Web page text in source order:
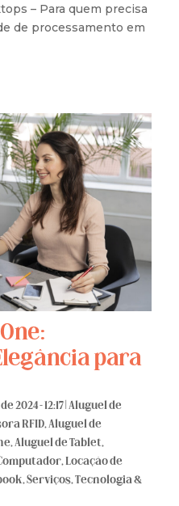
– Para quem precisa
de processamento em
para
2024 - 12:17 |Aluguel de
RFID,Aluguel de
,Aluguel de Tablet,
,Locação de
,Serviços,Tecnologia &